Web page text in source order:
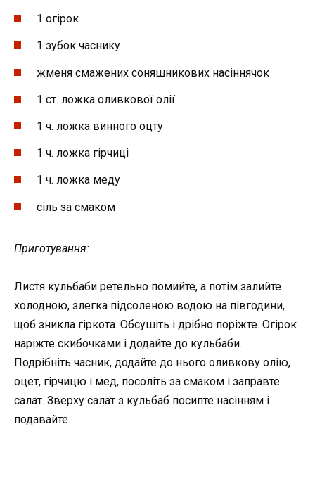
1 огірок
1 зубок часнику
жменя смажених соняшникових насіннячок
1 ст. ложка оливкової олії
1 ч. ложка винного оцту
1 ч. ложка гірчиці
1 ч. ложка меду
сіль за смаком
Приготування:
Листя кульбаби ретельно помийте, а потім залийте
холодною, злегка підсоленою водою на півгодини,
щоб зникла гіркота. Обсушіть і дрібно поріжте. Огірок
наріжте скибочками і додайте до кульбаби.
Подрібніть часник, додайте до нього оливкову олію,
оцет, гірчицю і мед, посоліть за смаком і заправте
салат. Зверху салат з кульбаб посипте насінням і
подавайте.